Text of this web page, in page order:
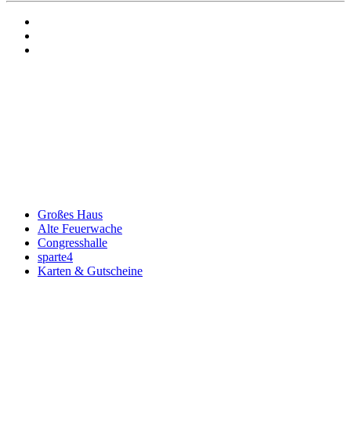
Großes Haus
Alte Feuerwache
Congresshalle
sparte4
Karten & Gutscheine